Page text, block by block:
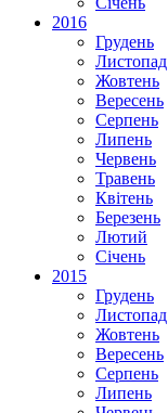
2016
Грудень
Листопад
Жовтень
Вересень
Серпень
Липень
Червень
Травень
Квітень
Березень
Лютий
Січень
2015
Грудень
Листопад
Жовтень
Вересень
Серпень
Липень